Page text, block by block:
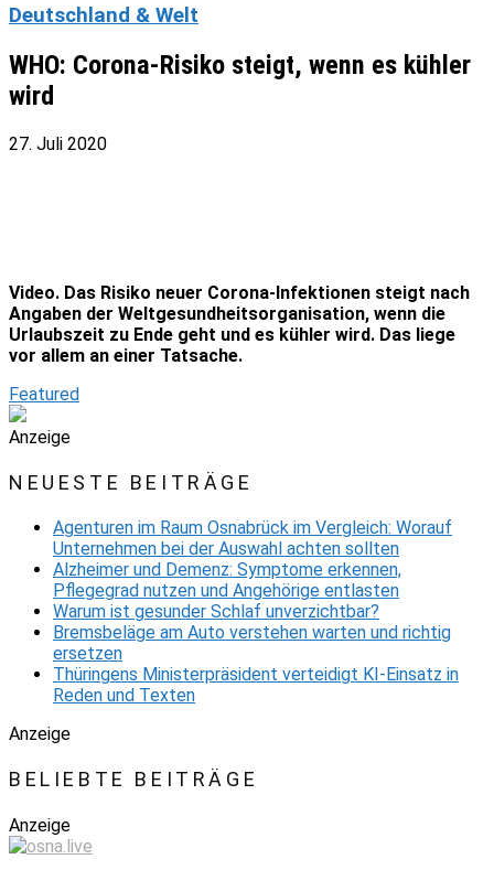
Deutschland & Welt
WHO: Corona-Risiko steigt, wenn es kühler
wird
27. Juli 2020
Video. Das Risiko neuer Corona-Infektionen steigt nach
Angaben der Weltgesundheitsorganisation, wenn die
Urlaubszeit zu Ende geht und es kühler wird. Das liege
vor allem an einer Tatsache.
Featured
Anzeige
NEUESTE BEITRÄGE
Agenturen im Raum Osnabrück im Vergleich: Worauf
Unternehmen bei der Auswahl achten sollten
Alzheimer und Demenz: Symptome erkennen,
Pflegegrad nutzen und Angehörige entlasten
Warum ist gesunder Schlaf unverzichtbar?
Bremsbeläge am Auto verstehen warten und richtig
ersetzen
Thüringens Ministerpräsident verteidigt KI-Einsatz in
Reden und Texten
Anzeige
BELIEBTE BEITRÄGE
Anzeige